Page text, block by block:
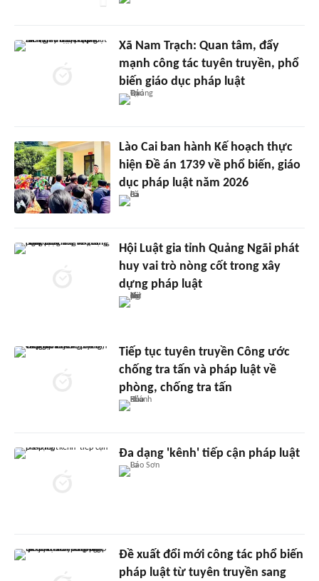
Xã Nam Trạch: Quan tâm, đẩy
mạnh công tác tuyên truyền, phổ
biến giáo dục pháp luật
Lào Cai ban hành Kế hoạch thực
hiện Đề án 1739 về phổ biến, giáo
dục pháp luật năm 2026
Hội Luật gia tỉnh Quảng Ngãi phát
huy vai trò nòng cốt trong xây
dựng pháp luật
Tiếp tục tuyên truyền Công ước
chống tra tấn và pháp luật về
phòng, chống tra tấn
Đa dạng 'kênh' tiếp cận pháp luật
Đề xuất đổi mới công tác phổ biến
pháp luật từ tuyên truyền sang